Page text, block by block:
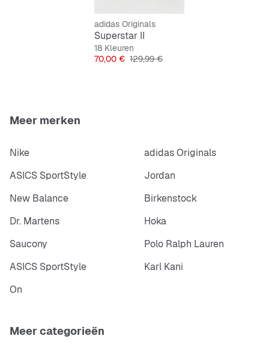
Rubberen loopzool
Gegoten strepen en logo's
Extra veter inbegrepen
adidas Originals
Superstar II
18 Kleuren
Prijs
70,00 € Originele Prijs
129,99 €
Meer merken
Nike
adidas Originals
ASICS SportStyle
Jordan
New Balance
Birkenstock
Dr. Martens
Hoka
Saucony
Polo Ralph Lauren
ASICS SportStyle
Karl Kani
On
Meer categorieën